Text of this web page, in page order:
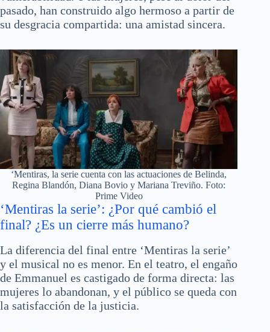
pasado, han construido algo hermoso a partir de
su desgracia compartida: una amistad sincera.
‘Mentiras, la serie cuenta con las actuaciones de Belinda,
Regina Blandón, Diana Bovio y Mariana Treviño. Foto:
Prime Video
‘Mentiras la serie’: ¿Por qué cambió el
final? ¿Es un cierre más humano?
La diferencia del final entre ‘Mentiras la serie’
y el musical no es menor. En el teatro, el engaño
de Emmanuel es castigado de forma directa: las
mujeres lo abandonan, y el público se queda con
la satisfacción de la justicia.